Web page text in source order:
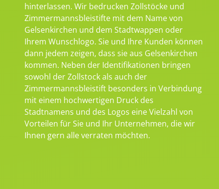
hinterlassen. Wir bedrucken Zollstöcke und
Zimmermannsbleistifte mit dem Name von
Gelsenkirchen und dem Stadtwappen oder
Ihrem Wunschlogo. Sie und Ihre Kunden können
dann jedem zeigen, dass sie aus Gelsenkirchen
kommen. Neben der Identifikationen bringen
sowohl der Zollstock als auch der
Zimmermannsbleistift besonders in Verbindung
mit einem hochwertigen Druck des
Stadtnamens und des Logos eine Vielzahl von
Vorteilen für Sie und Ihr Unternehmen, die wir
Ihnen gern alle verraten möchten.